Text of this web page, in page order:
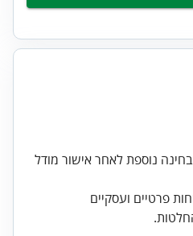
נוספת לאחר אישור מודל